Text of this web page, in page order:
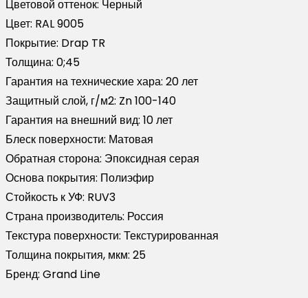
Цветовой оттенок: Черный
Цвет: RAL 9005
Покрытие: Drap TR
Толщина: 0;45
Гарантия на технические хара: 20 лет
Защитный слой, г/м2: Zn 100-140
Гарантия на внешний вид: 10 лет
Блеск поверхности: Матовая
Обратная сторона: Эпоксидная серая
Основа покрытия: Полиэфир
Стойкость к УФ: RUV3
Страна производитель: Россия
Текстура поверхности: Текстурированная
Толщина покрытия, мкм: 25
Бренд: Grand Line